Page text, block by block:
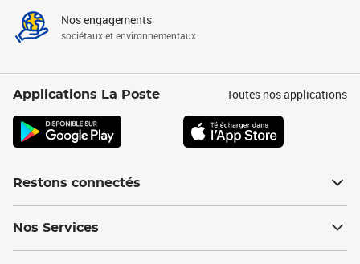
Nos engagements
sociétaux et environnementaux
Applications La Poste Toutes nos applications
Restons connectés
Nos Services